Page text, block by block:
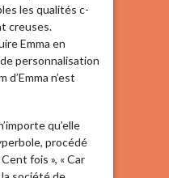
les qualités c-
creuses.
Emma en
personnalisation
n’est
qu’elle
procédé
fois », « Car